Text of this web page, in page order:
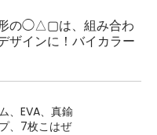
の◯△▢は、組み合わ
ザインに！バイカラー
、EVA、真鍮
、7枚こはぜ